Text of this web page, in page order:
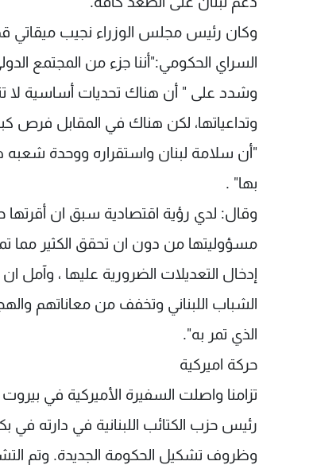
وكان رئيس مجلس الوزراء نجيب ميقاتي قد
السراي الحكومي:"أننا جزء من المجتمع
وشدد على " أن هناك تحديات أساسية لا
وتداعياتها، لكن هناك في المقابل فرص
"أن سلامة لبنان واستقراره ووحدة
بها" .
مسؤوليتها من دون ان تحقق الكثير مما
إدخال التعديلات الضرورية عليها ،
الشباب اللبناني وتخفف من معاناتهم
الذي تمر به".
حركة اميركية
رئيس حزب الكتائب اللبنانية في دارته
وظروف تشكيل الحكومة الجديدة. وتم